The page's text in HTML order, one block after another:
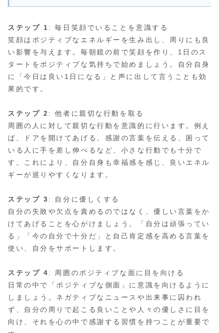
ステップ 1: 毎日笑顔でいることを意識する
笑顔はポジティブなエネルギーを生み出し、周りにも良
い影響を与えます。毎朝鏡の前で笑顔を作り、1日のス
タートをポジティブな気持ちで始めましょう。自分自身
に「今日は良い1日になる」と声に出して言うことも効
果的です。
ステップ 2 : 他者に親切な行動を取る
周囲の人に対して親切な行動を意識的に行います。例え
ば、ドアを開けてあげる、感謝の言葉を伝える、困って
いる人に手を差し伸べるなど、小さな行動でも十分で
す。これにより、自分自身も幸福感を感じ、良いエネル
ギーが巡りやすくなります。
ステップ 3: 自分に優しくする
自分の失敗や欠点を責めるのではなく、優しい言葉をか
けてあげることを心がけましょう。「自分は頑張ってい
る」「今の自分で十分だ」と自己肯定感を高める言葉を
使い、自分をサポートします。
ステップ 4: 周囲のポジティブな面に目を向ける
日常の中で「ポジティブな側面」に意識を向けるように
しましょう。ネガティブなニュースや出来事に囚われ
ず、自分の周りで起こる良いことや人々の優しさに目を
向け、それを心の中で感謝する習慣を持つことが重要で